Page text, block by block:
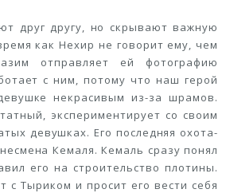
друг другу, но скрывают важную
как Нехир не говорит ему, чем
отправляет ей фотографию
с ним, потому что наш герой
некрасивым из-за шрамов.
экспериментирует со своим
девушках. Его последняя охота-
Кемаля. Кемаль сразу понял
его на строительство плотины.
с Тыриком и просит его вести себя